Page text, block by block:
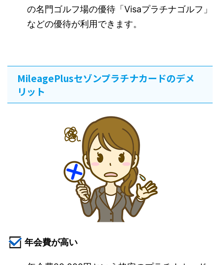
の名門ゴルフ場の優待「Visaプラチナゴルフ」
などの優待が利用できます。
MileagePlusセゾンプラチナカードのデメ
リット
年会費が高い